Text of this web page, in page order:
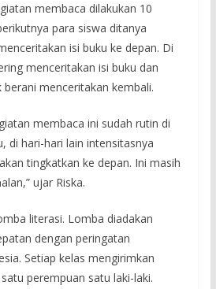
membaca dilakukan 10
para siswa ditanya
isi buku ke depan. Di
menceritakan isi buku dan
menceritakan kembali.
membaca ini sudah rutin di
di hari-hari lain intensitasnya
tingkatkan ke depan. Ini masih
ujar Riska.
literasi. Lomba diadakan
dengan peringatan
Setiap kelas mengirimkan
perempuan satu laki-laki.